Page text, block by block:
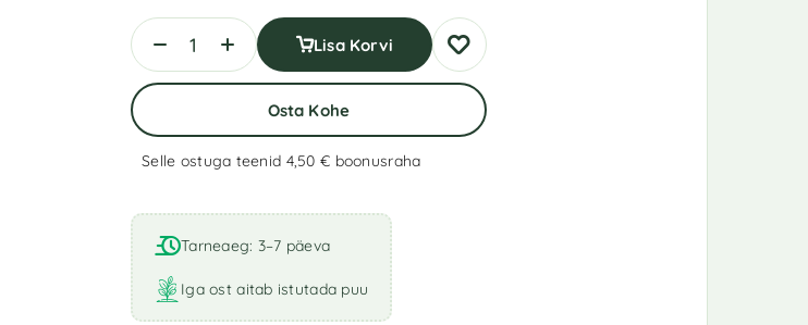
Lisa Korvi
Osta Kohe
Selle ostuga teenid 4,50 € boonusraha
l
t
e
r
n
Tarneaeg: 3–7 päeva
Iga ost aitab istutada puu